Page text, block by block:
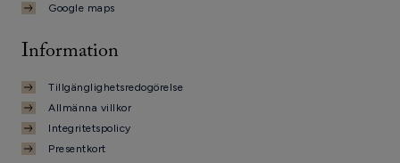
Google maps
Information
Tillgänglighetsredogörelse
Allmänna villkor
Integritetspolicy
Presentkort